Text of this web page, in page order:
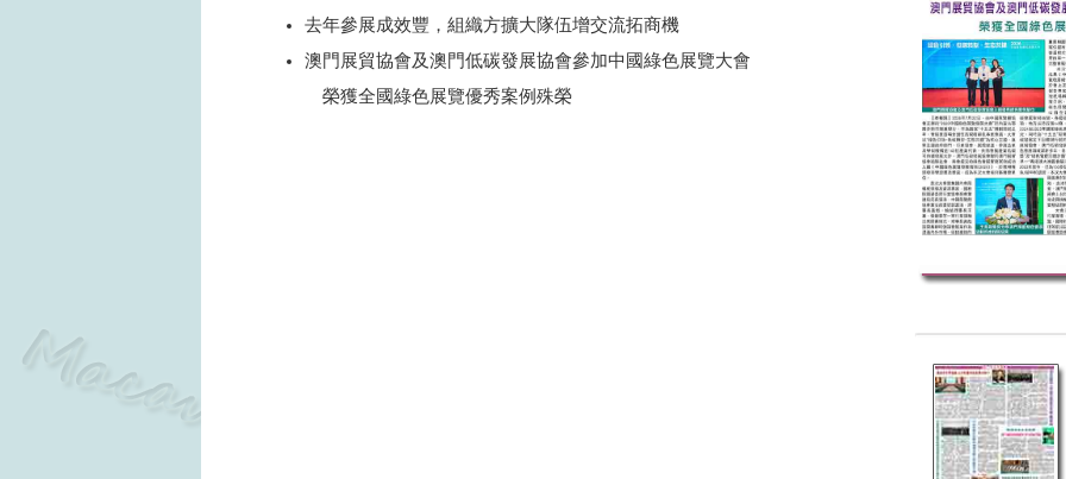
去年參展成效豐，組織方擴大隊伍增交流拓商機
澳門展貿協會及澳門低碳發展協會參加中國綠色展覽大會
榮獲全國綠色展覽優秀案例殊榮